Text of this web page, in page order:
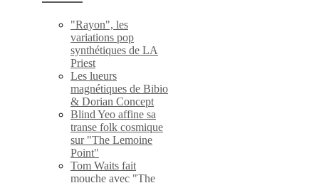
"Rayon", les
variations pop
synthétiques de LA
Priest
Les lueurs
magnétiques de Bibio
& Dorian Concept
Blind Yeo affine sa
transe folk cosmique
sur "The Lemoine
Point"
Tom Waits fait
mouche avec "The